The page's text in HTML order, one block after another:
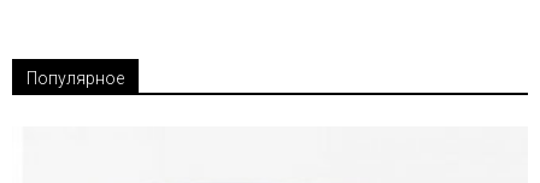
Популярное